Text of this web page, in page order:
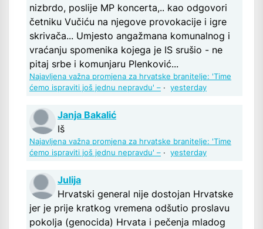
nizbrdo, poslije MP koncerta,.. kao odgovori
četniku Vučiću na njegove provokacije i igre
skrivača... Umjesto angažmana komunalnog i
vraćanju spomenika kojega je IS srušio - ne
pitaj srbe i komunjaru Plenković...
Najavljena važna promjena za hrvatske branitelje: 'Time
ćemo ispraviti još jednu nepravdu' – · yesterday
Janja Bakalić
Iš
Najavljena važna promjena za hrvatske branitelje: 'Time
ćemo ispraviti još jednu nepravdu' – · yesterday
Julija
Hrvatski general nije dostojan Hrvatske
jer je prije kratkog vremena odšutio proslavu
pokolja (genocida) Hrvata i pečenja mladog